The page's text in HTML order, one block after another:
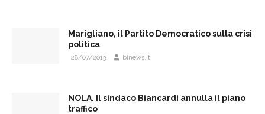
Marigliano, il Partito Democratico sulla crisi
politica
28/07/2013 binews.it
NOLA. Il sindaco Biancardi annulla il piano
traffico